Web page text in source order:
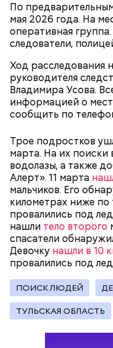
По
мая 2026 года. На
оперативная
следователи,
Ход расследования
руководителя
Владимира Усова.
информацией о
сообщить по
Трое подростков
марта. На их поиски
водолазы, а также
Алерт». 11 марта
мальчиков. Его
километрах ниже по
провалились под
нашли тело второго
спасатели
Девочку нашли в 10
провалились под
ПОИСК ЛЮДЕЙ
ТУЛЬСКАЯ ОБЛАСТЬ
— Гасанов, являясь
предпринимателем,
продажи и
сетях. С целью
денежных средств
покупателей
прогнозов ставок на
свои личные
Родственники
их Гасанову. А
вызвать подозрений
распределял их
либопокупал на
Следующим
Миссюры
когда молодые
подозреваемый
этиленгликолем.
больнице.
— Мы съездили за
поднялись домой. У
через сутки... Его
реанимировали, и
Миссюра на